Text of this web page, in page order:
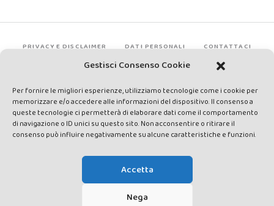
Gestisci Consenso Cookie
Per fornire le migliori esperienze, utilizziamo tecnologie come i cookie per
memorizzare e/o accedere alle informazioni del dispositivo. Il consenso a
queste tecnologie ci permetterà di elaborare dati come il comportamento
di navigazione o ID unici su questo sito. Non acconsentire o ritirare il
consenso può influire negativamente su alcune caratteristiche e funzioni.
Accetta
Nega
PRIVACY E DISCLAIMER DATI PERSONALI CONTATTACI
rights reserved - Testata registrata presso il Tribunale di Siena con
autorizzazione n°1 del 12/04/2014 - Direttrice Responsabile: Chiara
Cacace - E-mail: direzione@lavaldichiana.it - Editore: Valdichiana
Media Srl – P.IVA e C.F. 01377300528 –